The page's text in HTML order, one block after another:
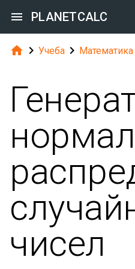
 PLANETCALC
  Учеба  Математика
чисел